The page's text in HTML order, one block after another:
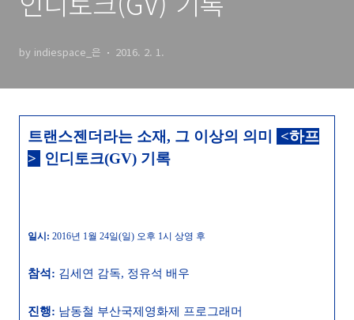
by indiespace_은 2016. 2. 1.
트랜스젠더라는 소재, 그 이상의 의미
<하프
>
인디토크(GV) 기 록
일시: 2016년 1월 24일(일) 오후 1시 상영 후
참석: 김세연 감독, 정유석 배우
진행: 남동철 부산국제영화제 프로그래머